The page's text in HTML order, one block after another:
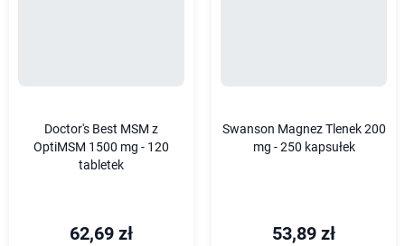
Doctor's Best MSM z
OptiMSM 1500 mg - 120
tabletek
62,69 zł
Swanson Magnez Tlenek 200
mg - 250 kapsułek
53,89 zł